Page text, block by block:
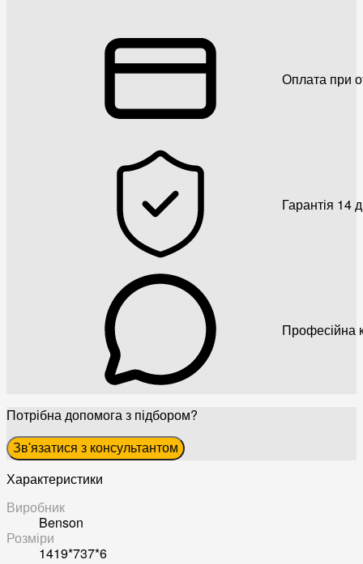
Оплата при
Гарантія 14
Професійна
Потрібна допомога з підбором?
Зв'язатися з консультантом
Характеристики
Виробник
Benson
Розміри
1419*737*6